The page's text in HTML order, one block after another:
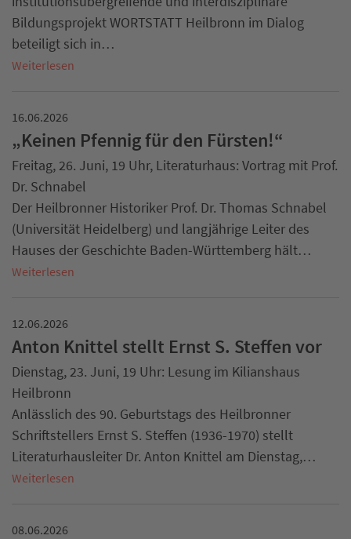
Bildungsprojekt WORTSTATT Heilbronn im Dialog
beteiligt sich in…
Weiterlesen
16.06.2026
„Keinen Pfennig für den Fürsten!“
Freitag, 26. Juni, 19 Uhr, Literaturhaus: Vortrag mit Prof.
Dr. Schnabel
Der Heilbronner Historiker Prof. Dr. Thomas Schnabel
(Universität Heidelberg) und langjährige Leiter des
Hauses der Geschichte Baden-Württemberg hält…
Weiterlesen
12.06.2026
Anton Knittel stellt Ernst S. Steffen vor
Dienstag, 23. Juni, 19 Uhr: Lesung im Kilianshaus
Heilbronn
Anlässlich des 90. Geburtstags des Heilbronner
Schriftstellers Ernst S. Steffen (1936-1970) stellt
Literaturhausleiter Dr. Anton Knittel am Dienstag,…
Weiterlesen
08.06.2026